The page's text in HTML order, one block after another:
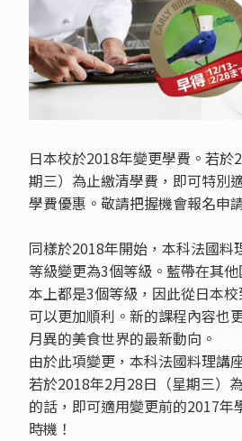
日本校於2018年變更學費。若於
期三）為止繳清學費，即可特別
學費優惠。敬請把握機會報名申
同樣於2018年開始，本科法國料
等級變更為3個等級。藍帶在其
本上都是3個等級，因此從日本
可以更加順利。新的課程內容也
月異的美食世界的最新動向。
由於此項變更，本科法國料理講
若於2018年2月28日（星期三）
的話，即可適用變更前的2017年
時機！